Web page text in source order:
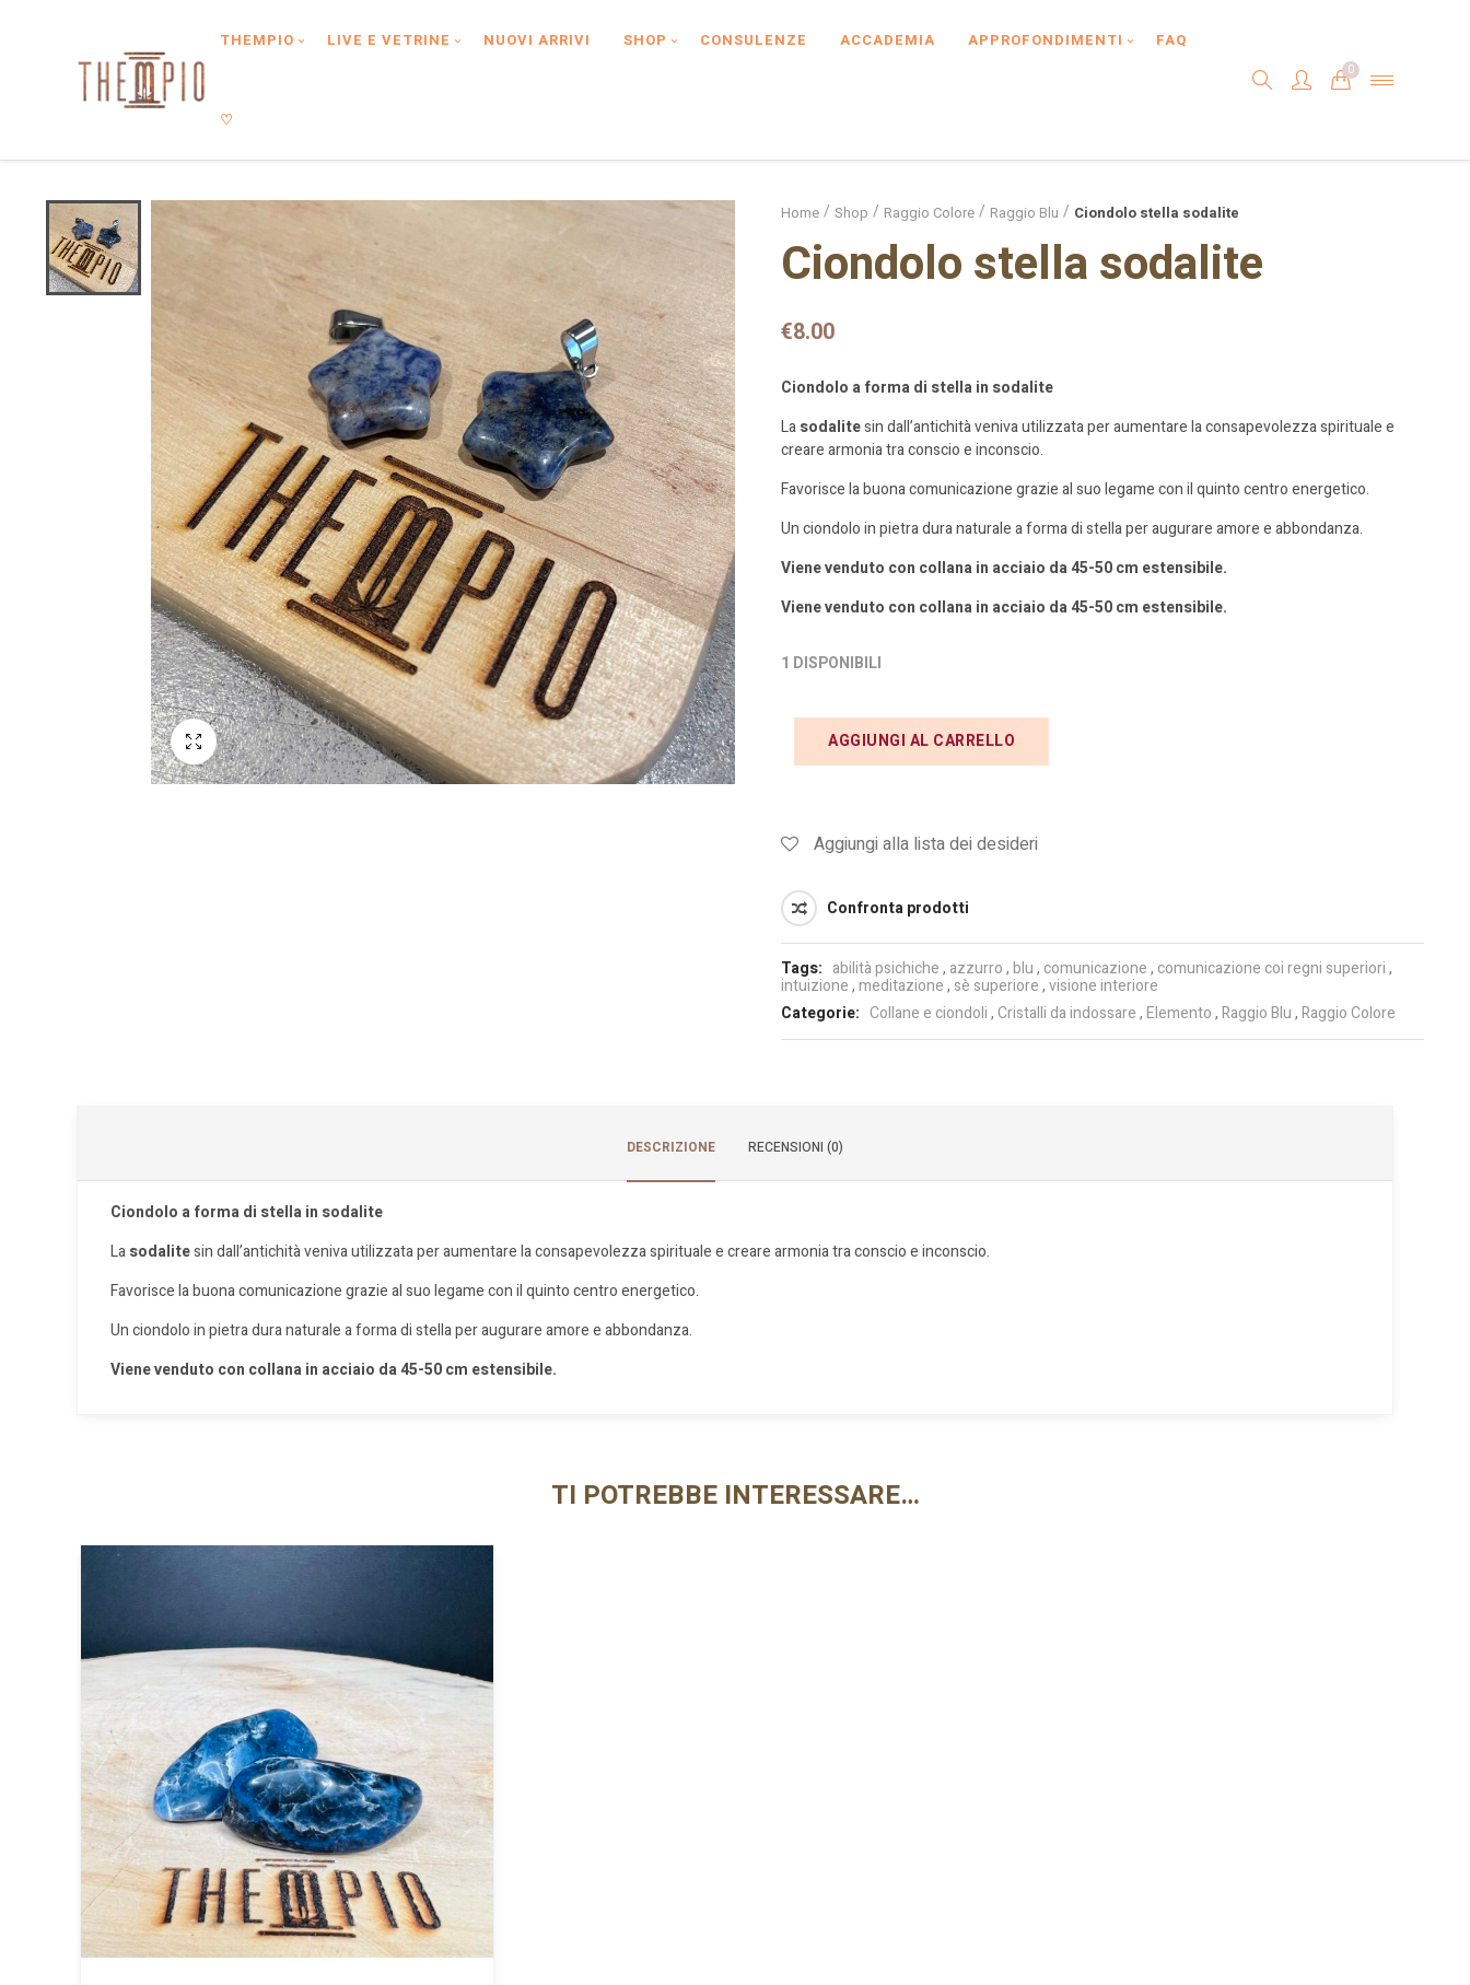
Type anything to search, then press enter or Search Button
THEMPIO LIVE E VETRINE NUOVI ARRIVI SHOP CONSULENZE ACCADEMIA APPROFONDIMENTI FAQ
♡
0
Schermo intero
Home Shop Raggio Colore Raggio Blu Ciondolo stella sodalite
Ciondolo stella sodalite
€8.00
Ciondolo a forma di stella in sodalite
Lasodalitesin dall’antichità veniva utilizzata per aumentare la consapevolezza spirituale e
creare armonia tra conscio e inconscio.
Favorisce la buona comunicazione grazie al suo legame con il quinto centro energetico.
Un ciondolo in pietra dura naturale a forma di stella per augurare amore e abbondanza.
Viene venduto con collana in acciaio da 45-50 cm estensibile.
Viene venduto con collana in acciaio da 45-50 cm estensibile.
1 DISPONIBILI
AGGIUNGI AL CARRELLO
Aggiungi alla lista dei desideri
Confronta prodotti
Tags: abilità psichiche, azzurro,blu, comunicazione, comunicazione coi regni superiori,
intuizione,meditazione, sè superiore,visione interiore
Categorie: Collane e ciondoli,Cristalli da indossare,Elemento,Raggio Blu,Raggio Colore
DESCRIZIONE RECENSIONI (0)
Ciondolo a forma di stella in sodalite
Lasodalitesin dall’antichità veniva utilizzata per aumentare la consapevolezza spirituale e creare armonia tra conscio e inconscio.
Favorisce la buona comunicazione grazie al suo legame con il quinto centro energetico.
Un ciondolo in pietra dura naturale a forma di stella per augurare amore e abbondanza.
Viene venduto con collana in acciaio da 45-50 cm estensibile.
TI POTREBBE INTERESSARE…